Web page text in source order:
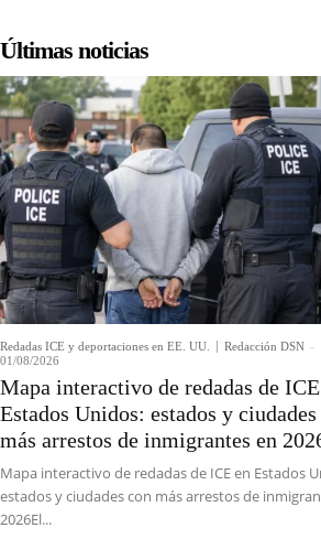
Últimas noticias
Redadas ICE y deportaciones en EE. UU. Redacción DSN -
01/08/2026
Mapa interactivo de redadas de
Estados Unidos: estados y ciudades
más arrestos de inmigrantes en
Mapa interactivo de redadas de ICE en Estados
estados y ciudades con más arrestos de
2026El...